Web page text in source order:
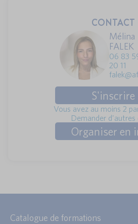
CONTACT
Mélina
FALEK
06 83
20 11
S'inscrire
Vous avez au moins 2
Demander d'autres
Organiser en
Catalogue de formations